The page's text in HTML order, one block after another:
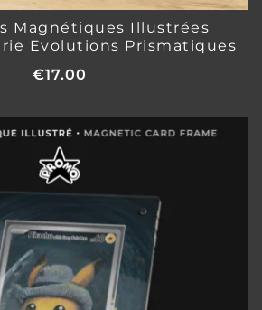
Magnétiques Illustrées
Evolutions Prismatiques
€17.00